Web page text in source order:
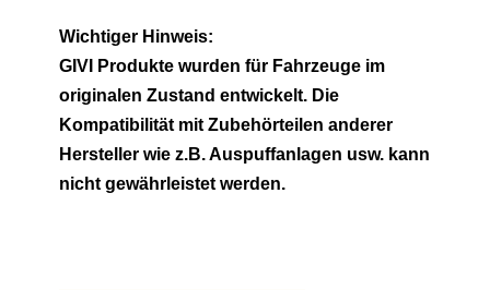
Wichtiger Hinweis:
GIVI Produkte wurden für Fahrzeuge im
originalen Zustand entwickelt. Die
Kompatibilität mit Zubehörteilen anderer
Hersteller wie z.B. Auspuffanlagen usw. kann
nicht gewährleistet werden.